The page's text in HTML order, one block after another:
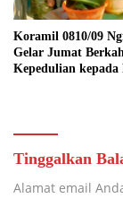
Koramil 0810/09
Gelar Jumat
Kepedulian kepada
Tinggalkan
Alamat email